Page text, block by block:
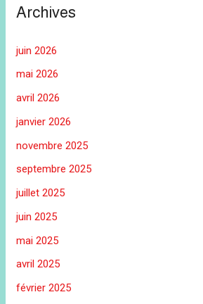
Archives
juin 2026
mai 2026
avril 2026
janvier 2026
novembre 2025
septembre 2025
juillet 2025
juin 2025
mai 2025
avril 2025
février 2025